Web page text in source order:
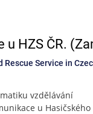
HZS ČR.
Service in
vzdělávání
u Hasičského